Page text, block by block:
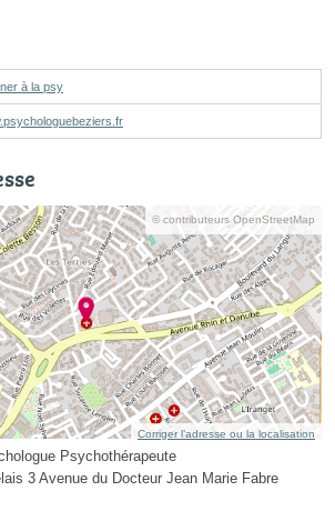
à la psy
© contributeurs OpenStreetMap
Corriger l’adresse ou la localisation
Psychothérapeute
3 Avenue du Docteur Jean Marie Fabre